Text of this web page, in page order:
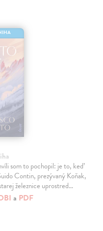
som to pochopil: je to, keď
Contin, prezývaný Koňak,
železnice uprostred…
a PDF